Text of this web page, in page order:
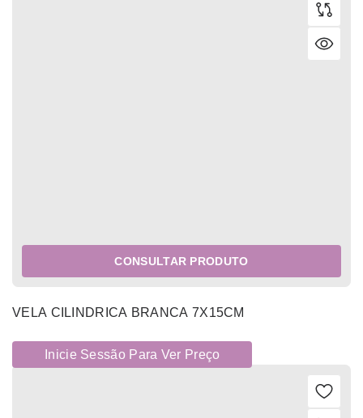
CONSULTAR PRODUTO
VELA CILINDRICA BRANCA 7X15CM
Inicie Sessão Para Ver Preço